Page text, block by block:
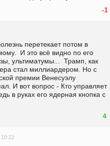
-1
перетекает потом в
И это всё видно по его
ультиматумы...  Трамп, как
стал миллиардером. Но с
премии Венесуэлу
И вот вопрос - Кто управляет
в руках его ядерная кнопка с
4
19:22